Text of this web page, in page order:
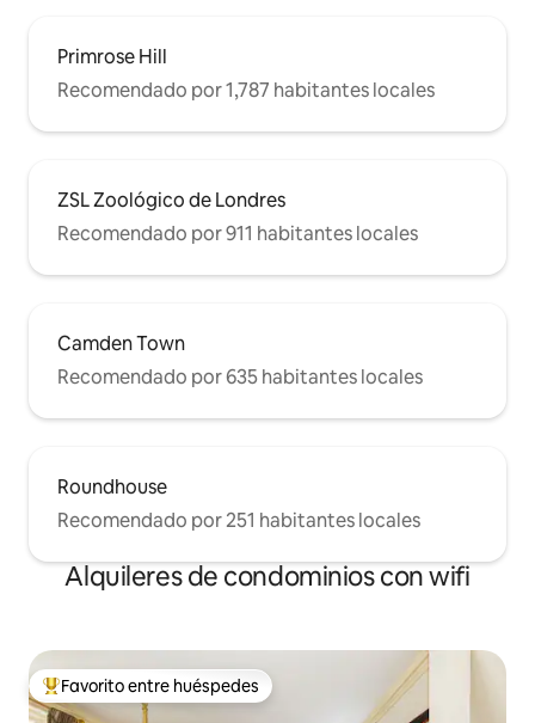
Primrose Hill
Recomendado por 1,787 habitantes locales
ZSL Zoológico de Londres
Recomendado por 911 habitantes locales
Camden Town
Recomendado por 635 habitantes locales
Roundhouse
Recomendado por 251 habitantes locales
Alquileres de condominios con wifi
De los mejores en Favorito entre huéspedes
Favorito entre huéspedes